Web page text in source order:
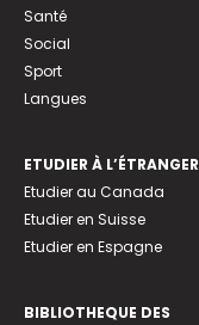
Santé
Social
Sport
Langues
ETUDIER À L’ÉTRANGER
Etudier au Canada
Etudier en Suisse
Etudier en Espagne
BIBLIOTHEQUE DES